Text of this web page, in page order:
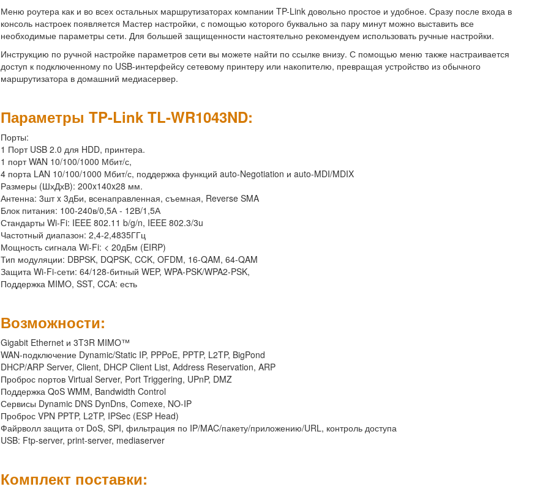
Меню роутера как и во всех остальных маршрутизаторах компании TP-Link довольно простое и удобное. Сразу после входа в
консоль настроек появляется Мастер настройки, с помощью которого буквально за пару минут можно выставить все
необходимые параметры сети. Для большей защищенности настоятельно рекомендуем использовать ручные настройки.
Инструкцию по ручной настройке параметров сети вы можете найти по ссылке внизу. С помощью меню также настраивается
доступ к подключенному по USB-интерфейсу сетевому принтеру или накопителю, превращая устройство из обычного
маршрутизатора в домашний медиасервер.
Параметры TP-Link TL-WR1043ND:
Порты:
1 Порт USB 2.0 для HDD, принтера.
1 порт WAN 10/100/1000 Мбит/с,
4 порта LAN 10/100/1000 Мбит/с, поддержка функций auto-Negotiation и auto-MDI/MDIX
Размеры (ШхДхВ): 200x140x28 мм.
Антенна: 3шт x 3дБи, всенаправленная, съемная, Reverse SMA
Блок питания: 100-240в/0,5А - 12В/1,5А
Стандарты Wi-Fi: IEEE 802.11 b/g/n, IEEE 802.3/3u
Частотный диапазон: 2,4-2,4835ГГц
Мощность сигнала Wi-Fi: < 20дБм (EIRP)
Тип модуляции: DBPSK, DQPSK, CCK, OFDM, 16-QAM, 64-QAM
Защита Wi-Fi-сети: 64/128-битный WEP, WPA-PSK/WPA2-PSK,
Поддержка MIMO, SST, CCA: есть
Возможности:
Gigabit Ethernet и 3T3R MIMO™
WAN-подключение Dynamic/Static IP, PPPoE, PPTP, L2TP, BigPond
DHCP/ARP Server, Client, DHCP Client List, Address Reservation, ARP
Проброс портов Virtual Server, Port Triggering, UPnP, DMZ
Поддержка QoS WMM, Bandwidth Control
Сервисы Dynamic DNS DynDns, Comexe, NO-IP
Проброс VPN PPTP, L2TP, IPSec (ESP Head)
Файрволл защита от DoS, SPI, фильтрация по IP/MAC/пакету/приложению/URL, контроль доступа
USB: Ftp-server, print-server, mediaserver
Комплект поставки: